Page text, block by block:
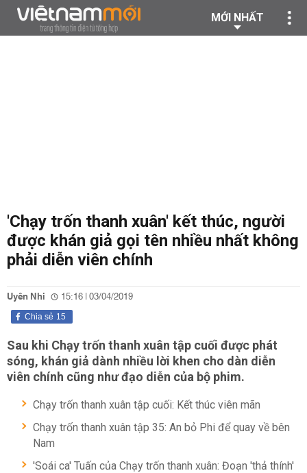
MỚI NHẤT
'Chạy trốn thanh xuân' kết thúc, người
được khán giả gọi tên nhiều nhất không
phải diễn viên chính
Uyên Nhi 15:16 | 03/04/2019
15
Chia sẻ
Sau khi Chạy trốn thanh xuân tập cuối được phát
sóng, khán giả dành nhiều lời khen cho dàn diễn
viên chính cũng như đạo diễn của bộ phim.
Chạy trốn thanh xuân tập cuối: Kết thúc viên mãn
Chạy trốn thanh xuân tập 35: An bỏ Phi để quay về bên
Nam
'Soái ca' Tuấn của Chạy trốn thanh xuân: Đoạn 'thả thính'